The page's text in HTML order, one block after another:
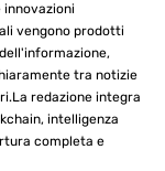
innovazioni
vengono prodotti
tra notizie
redazione integra
intelligenza
completa e